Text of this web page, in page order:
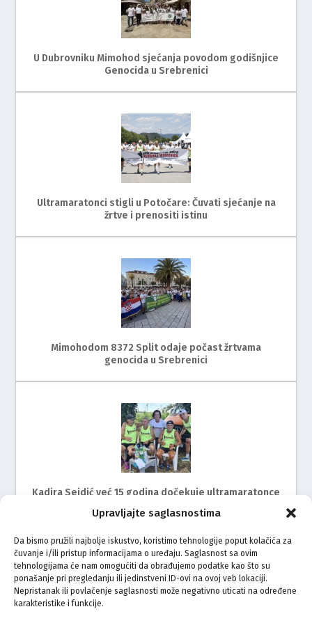
Upravljajte saglasnostima
Da bismo pružili najbolje iskustvo, koristimo tehnologije poput kolačića za
čuvanje i/ili pristup informacijama o uređaju. Saglasnost sa ovim
tehnologijama će nam omogućiti da obrađujemo podatke kao što su
ponašanje pri pregledanju ili jedinstveni ID-ovi na ovoj veb lokaciji.
Nepristanak ili povlačenje saglasnosti može negativno uticati na određene
karakteristike i funkcije.
U Dubrovniku Mimohod sjećanja povodom godišnjice
Genocida u Srebrenici
Ultramaratonci stigli u Potočare: Čuvati sjećanje na
žrtve i prenositi istinu
Mimohodom 8372 Split odaje počast žrtvama
genocida u Srebrenici
Kadira Sejdić već 15 godina dočekuje ultramaratonce